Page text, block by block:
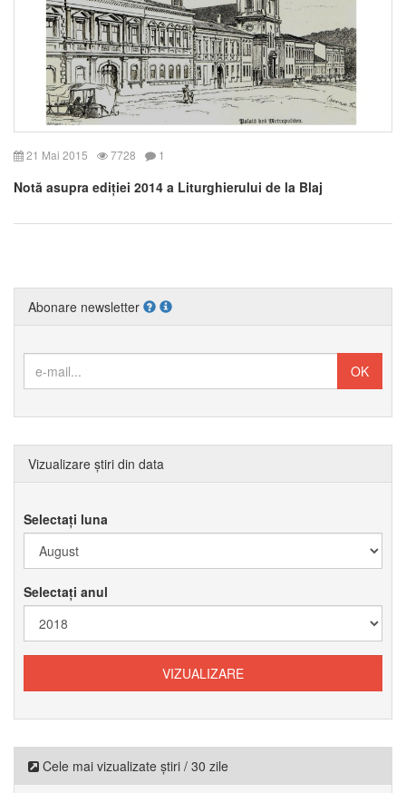
21 Mai 2015 7728 1
Notă asupra ediției 2014 a Liturghierului de la Blaj
Abonare newsletter
Vizualizare știri din data
Selectați luna
Selectați anul
Cele mai vizualizate știri / 30 zile